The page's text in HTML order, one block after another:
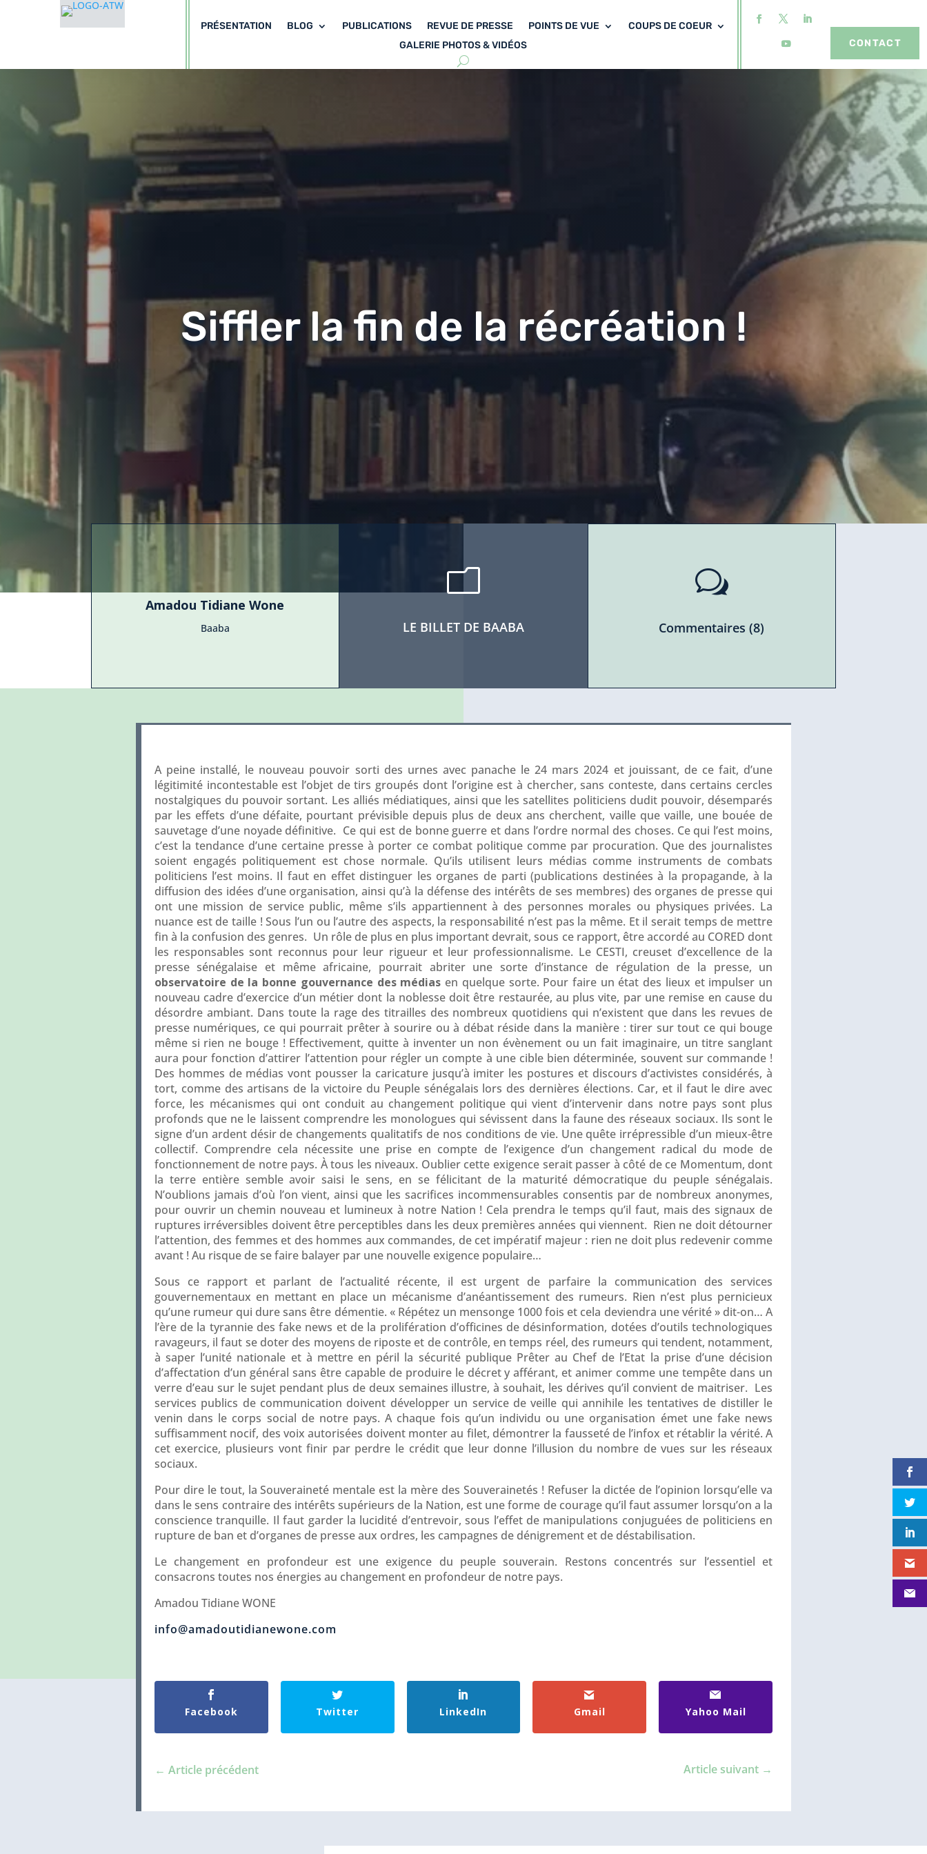
PRÉSENTATION BLOG PUBLICATIONS REVUE DE PRESSE POINTS DE VUE
COUPS DE COEUR
GALERIE PHOTOS & VIDÉOS
CONTACT
Siffler la fin de la récréation !
Amadou Tidiane Wone
Baaba
m
LE BILLET DE BAABA
w
Commentaires (8)
A peine installé, le nouveau pouvoir sorti des urnes avec panache le 24 mars 2024 et jouissant, de ce fait, d’une
légitimité incontestable est l’objet de tirs groupés dont l’origine est à chercher, sans conteste, dans certains cercles
nostalgiques du pouvoir sortant. Les alliés médiatiques, ainsi que les satellites politiciens dudit pouvoir, désemparés
par les effets d’une défaite, pourtant prévisible depuis plus de deux ans cherchent, vaille que vaille, une bouée de
sauvetage d’une noyade définitive. Ce qui est de bonne guerre et dans l’ordre normal des choses. Ce qui l’est moins,
c’est la tendance d’une certaine presse à porter ce combat politique comme par procuration. Que des journalistes
soient engagés politiquement est chose normale. Qu’ils utilisent leurs médias comme instruments de combats
politiciens l’est moins. Il faut en effet distinguer les organes de parti (publications destinées à la propagande, à la
diffusion des idées d’une organisation, ainsi qu’à la défense des intérêts de ses membres) des organes de presse qui
ont une mission de service public, même s’ils appartiennent à des personnes morales ou physiques privées. La
nuance est de taille ! Sous l’un ou l’autre des aspects, la responsabilité n’est pas la même. Et il serait temps de mettre
fin à la confusion des genres. Un rôle de plus en plus important devrait, sous ce rapport, être accordé au CORED dont
les responsables sont reconnus pour leur rigueur et leur professionnalisme. Le CESTI, creuset d’excellence de la
presse sénégalaise et même africaine, pourrait abriter une sorte d’instance de régulation de la presse, un
observatoire de la bonne gouvernance des médias en quelque sorte. Pour faire un état des lieux et impulser un
nouveau cadre d’exercice d’un métier dont la noblesse doit être restaurée, au plus vite, par une remise en cause du
désordre ambiant. Dans toute la rage des titrailles des nombreux quotidiens qui n’existent que dans les revues de
presse numériques, ce qui pourrait prêter à sourire ou à débat réside dans la manière : tirer sur tout ce qui bouge
même si rien ne bouge ! Effectivement, quitte à inventer un non évènement ou un fait imaginaire, un titre sanglant
aura pour fonction d’attirer l’attention pour régler un compte à une cible bien déterminée, souvent sur commande !
Des hommes de médias vont pousser la caricature jusqu’à imiter les postures et discours d’activistes considérés, à
tort, comme des artisans de la victoire du Peuple sénégalais lors des dernières élections. Car, et il faut le dire avec
force, les mécanismes qui ont conduit au changement politique qui vient d’intervenir dans notre pays sont plus
profonds que ne le laissent comprendre les monologues qui sévissent dans la faune des réseaux sociaux. Ils sont le
signe d’un ardent désir de changements qualitatifs de nos conditions de vie. Une quête irrépressible d’un mieux-être
collectif. Comprendre cela nécessite une prise en compte de l’exigence d’un changement radical du mode de
fonctionnement de notre pays. À tous les niveaux. Oublier cette exigence serait passer à côté de ce Momentum, dont
la terre entière semble avoir saisi le sens, en se félicitant de la maturité démocratique du peuple sénégalais.
N’oublions jamais d’où l’on vient, ainsi que les sacrifices incommensurables consentis par de nombreux anonymes,
pour ouvrir un chemin nouveau et lumineux à notre Nation ! Cela prendra le temps qu’il faut, mais des signaux de
ruptures irréversibles doivent être perceptibles dans les deux premières années qui viennent. Rien ne doit détourner
l’attention, des femmes et des hommes aux commandes, de cet impératif majeur : rien ne doit plus redevenir comme
avant ! Au risque de se faire balayer par une nouvelle exigence populaire…
Sous ce rapport et parlant de l’actualité récente, il est urgent de parfaire la communication des services
gouvernementaux en mettant en place un mécanisme d’anéantissement des rumeurs. Rien n’est plus pernicieux
qu’une rumeur qui dure sans être démentie. « Répétez un mensonge 1000 fois et cela deviendra une vérité » dit-on… A
l’ère de la tyrannie des fake news et de la prolifération d’officines de désinformation, dotées d’outils technologiques
ravageurs, il faut se doter des moyens de riposte et de contrôle, en temps réel, des rumeurs qui tendent, notamment,
à saper l’unité nationale et à mettre en péril la sécurité publique Prêter au Chef de l’Etat la prise d’une décision
d’affectation d’un général sans être capable de produire le décret y afférant, et animer comme une tempête dans un
verre d’eau sur le sujet pendant plus de deux semaines illustre, à souhait, les dérives qu’il convient de maitriser. Les
services publics de communication doivent développer un service de veille qui annihile les tentatives de distiller le
venin dans le corps social de notre pays. A chaque fois qu’un individu ou une organisation émet une fake news
suffisamment nocif, des voix autorisées doivent monter au filet, démontrer la fausseté de l’infox et rétablir la vérité. A
cet exercice, plusieurs vont finir par perdre le crédit que leur donne l’illusion du nombre de vues sur les réseaux
sociaux.
Pour dire le tout, la Souveraineté mentale est la mère des Souverainetés ! Refuser la dictée de l’opinion lorsqu’elle va
dans le sens contraire des intérêts supérieurs de la Nation, est une forme de courage qu’il faut assumer lorsqu’on a la
conscience tranquille. Il faut garder la lucidité d’entrevoir, sous l’effet de manipulations conjuguées de politiciens en
rupture de ban et d’organes de presse aux ordres, les campagnes de dénigrement et de déstabilisation.
Le changement en profondeur est une exigence du peuple souverain. Restons concentrés sur l’essentiel et
consacrons toutes nos énergies au changement en profondeur de notre pays.
Amadou Tidiane WONE
info@amadoutidianewone.com
Facebook Twitter LinkedIn Gmail Yahoo Mail
← Article précédent Article suivant →